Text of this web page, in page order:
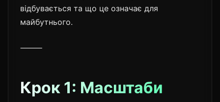
відбувається та що це означає для
майбутнього.
⸻
Крок 1: Масштаби